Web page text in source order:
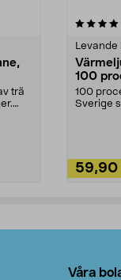
trä
Levande
100
100
Sverige
59,90
Våra